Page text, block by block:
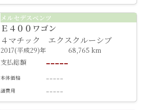
メルセデスベンツ
Ｅ４００ワゴン
４マチック エクスクルーシブ
2017(平成29)年
68,765 km
支払総額
-----
本体価格 -----
諸費用 -----